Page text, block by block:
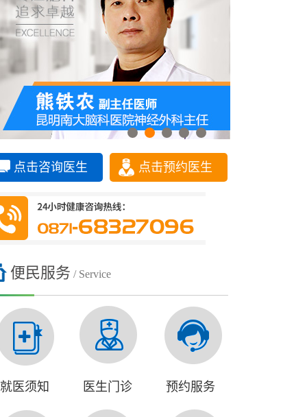
点击咨询医生 点击预约医生
便民服务 / Service
就医须知 医生门诊 预约服务